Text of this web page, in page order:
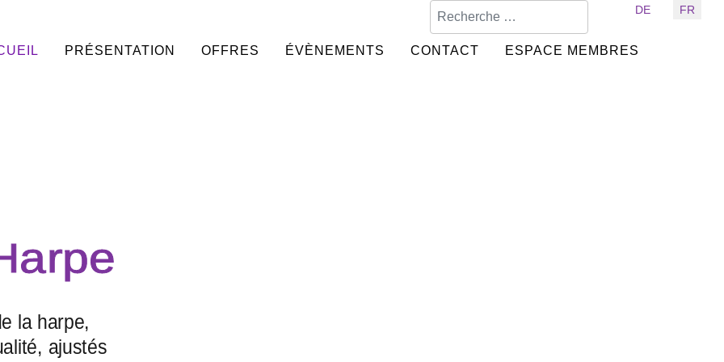
Sélectionnez votre langue
DE FR
PRÉSENTATION OFFRES ÉVÈNEMENTS CONTACT ESPACE MEMBRES